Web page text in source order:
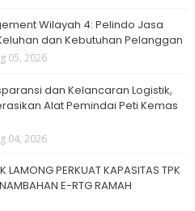
Wilayah 4: Pelindo Jasa
dan Kebutuhan Pelanggan
05, 2026
dan Kelancaran Logistik,
Alat Pemindai Peti Kemas
04, 2026
LAMONG PERKUAT KAPASITAS TPK
E-RTG RAMAH